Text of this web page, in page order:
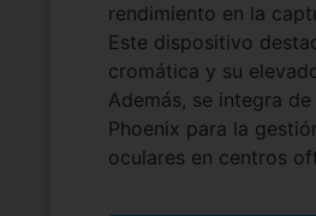
rendimiento en la
Este dispositivo
cromática y su
Además, se integra
Phoenix para la
oculares en centros